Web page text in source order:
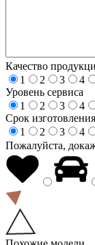
Качество
1
2 3 4
Уровень сервиса
1
2 3 4
Срок изготовления
1
2 3 4
Пожалуйста,